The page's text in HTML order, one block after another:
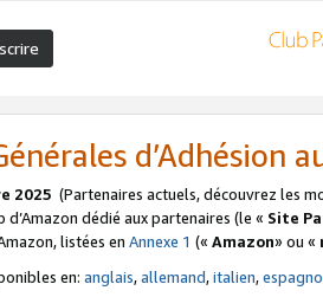
d’Adhésion
2025 (Partenaires actuels, découvrez les
d’Amazon dédié aux partenaires (le « Site
listées en Annexe 1 (« Amazon» ou «
en: anglais,allemand,italien,